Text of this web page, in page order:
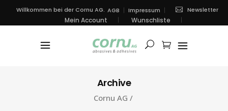
Willkommen bei der Cornu AG. AGB Impressum Newsletter
Mein Account Wunschliste
Archive
Cornu AG /